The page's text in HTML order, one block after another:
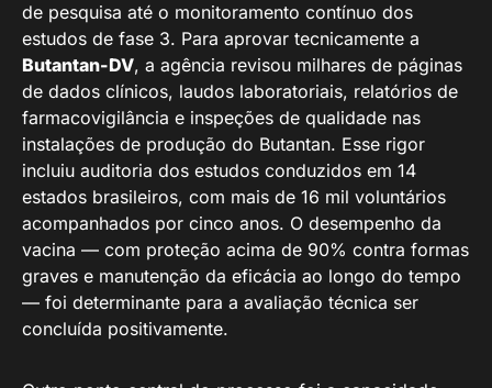
de pesquisa até o monitoramento contínuo dos
estudos de fase 3. Para aprovar tecnicamente a
Butantan-DV, a agência revisou milhares de páginas
de dados clínicos, laudos laboratoriais, relatórios de
farmacovigilância e inspeções de qualidade nas
instalações de produção do Butantan. Esse rigor
incluiu auditoria dos estudos conduzidos em 14
estados brasileiros, com mais de 16 mil voluntários
acompanhados por cinco anos. O desempenho da
vacina — com proteção acima de 90% contra formas
graves e manutenção da eficácia ao longo do tempo
— foi determinante para a avaliação técnica ser
concluída positivamente.